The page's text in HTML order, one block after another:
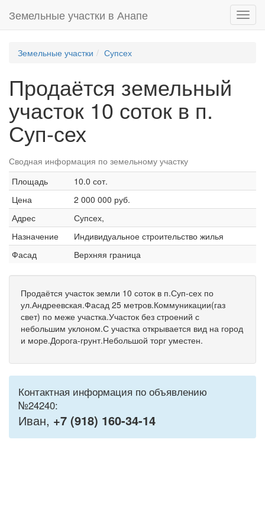
Земельные участки в Анапе
Земельные участки Супсех
Продаётся земельный
участок 10 соток в п.
Суп-сех
Сводная информация по земельному участку
Площадь
10.0 сот.
Цена
2 000 000 руб.
Адрес
Супсех,
Назначение
Индивидуальное строительство жилья
Фасад
Верхняя граница
Продаётся участок земли 10 соток в п.Суп-сех по
ул.Андреевская.Фасад 25 метров.Коммуникации(газ
свет) по меже участка.Участок без строений с
небольшим уклоном.С участка открывается вид на город
и море.Дорога-грунт.Небольшой торг уместен.
Контактная информация по объявлению
№24240:
Иван, +7 (918) 160-34-14